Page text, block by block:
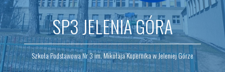
SP3 JELENIA GÓRA
Szkoła Podstawowa Nr 3 im. Mikołaja Kopernika w Jeleniej Górze